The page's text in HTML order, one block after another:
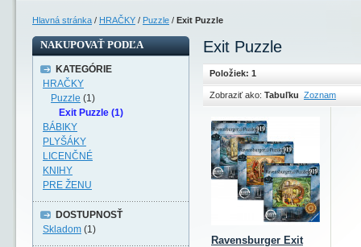
Hlavná stránka / HRAČKY / Puzzle / Exit Puzzle
Exit Puzzle
Položiek: 1
Zobraziť ako: Tabuľku Zoznam
Ravensburger Exit
NAKUPOVAŤ PODĽA
KATEGÓRIE
HRAČKY
Puzzle (1)
Exit Puzzle (1)
BÁBIKY
PLYŠÁKY
LICENČNÉ
KNIHY
PRE ŽENU
DOSTUPNOSŤ
Skladom (1)